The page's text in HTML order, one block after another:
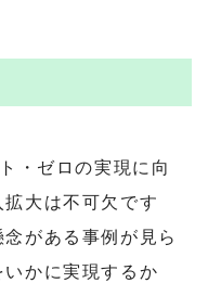
・ゼロの実現に向
大は不可欠です
がある事例が見ら
かに実現するか